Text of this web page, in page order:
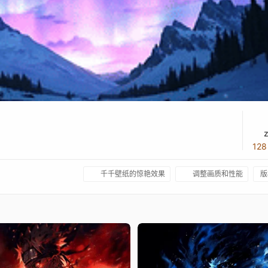
千千壁纸的惊艳效果 调整画质和性能